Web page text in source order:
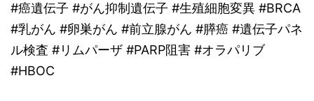
#癌遺伝子 #がん抑制遺伝子 #生殖細胞変異 #BRCA
#乳がん #卵巣がん #前立腺がん #膵癌 #遺伝子パネ
ル検査 #リムパーザ #PARP阻害 #オラパリブ
#HBOC